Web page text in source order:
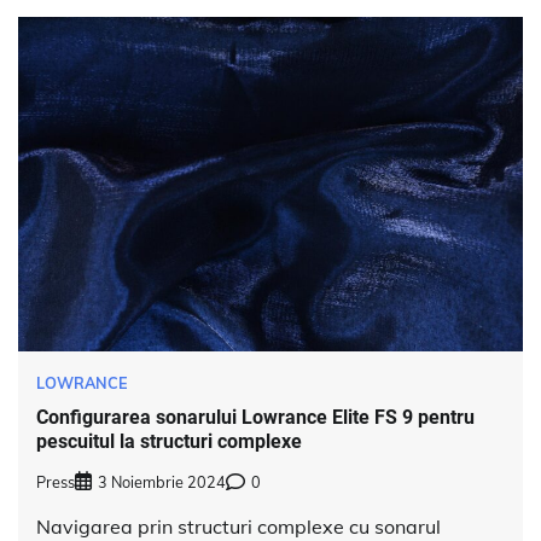
LOWRANCE
Configurarea sonarului Lowrance Elite FS 9 pentru
pescuitul la structuri complexe
Press 3 Noiembrie 2024 0
Navigarea prin structuri complexe cu sonarul